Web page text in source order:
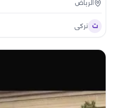
الرياض
ت تركي